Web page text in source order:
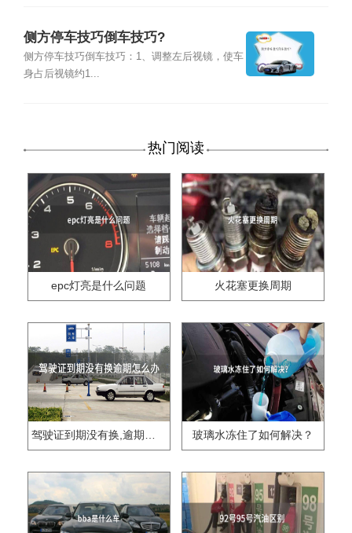
侧方停车技巧倒车技巧?
侧方停车技巧倒车技巧：1、调整左后视镜，使车
身占后视镜约1...
热门阅读
epc灯亮是什么问题 火花塞更换周期
驾驶证到期没有换,逾期怎么办?? 玻璃水冻住了如何解决？